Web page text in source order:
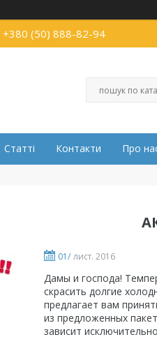
+380 (50) 888-82-94
Статті Контакти Про
01/ лист. 2016
Дамы и господа!
скрасить долгие
предлагает вам
из предложенных
зависит